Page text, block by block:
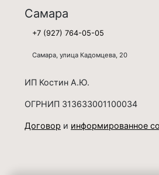
Самара
+7 (927) 764-05-05
Самара, улица Кадомцева, 20
ИП Костин А.Ю.
ОГРНИП 313633001100034
Договор и информированное